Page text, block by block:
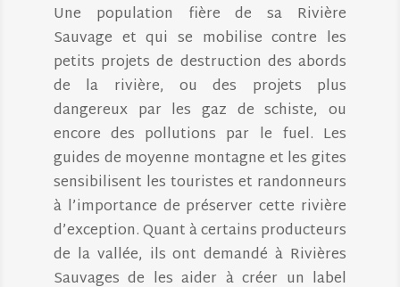
Une population fière de sa Rivière
Sauvage et qui se mobilise contre les
petits projets de destruction des abords
de la rivière, ou des projets plus
dangereux par les gaz de schiste, ou
encore des pollutions par le fuel. Les
guides de moyenne montagne et les gites
sensibilisent les touristes et randonneurs
à l’importance de préserver cette rivière
d’exception. Quant à certains producteurs
de la vallée, ils ont demandé à Rivières
Sauvages de les aider à créer un label